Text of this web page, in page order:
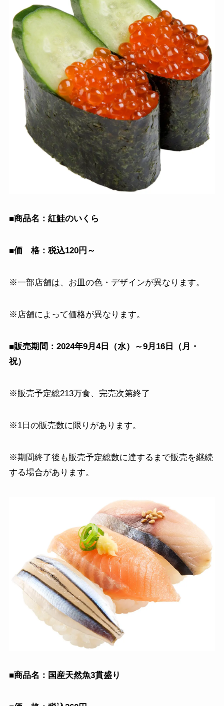
■商品名：紅鮭のいくら
■価 格：税込120円～
※一部店舗は、お皿の色・デザインが異なります。
※店舗によって価格が異なります。
■販売期間：2024年9月4日（水）～9月16日（月・
祝）
※販売予定総213万食、完売次第終了
※1日の販売数に限りがあります。
※期間終了後も販売予定総数に達するまで販売を継続
する場合があります。
■商品名：国産天然魚3貫盛り